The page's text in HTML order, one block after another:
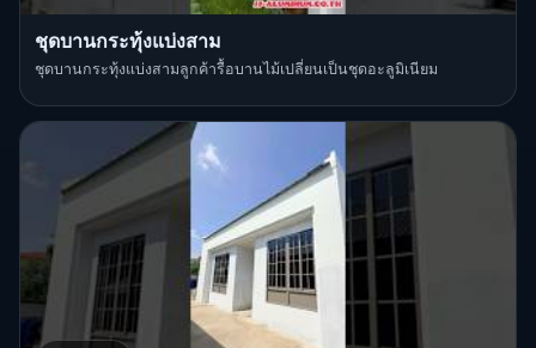
ชุดบานกระทุ้งแบ่งสาม
ชุดบานกระทุ้งแบ่งสามลูกค้ารื้อบานไม้เปลี่ยนเป็นชุดอะลูมิเนียม